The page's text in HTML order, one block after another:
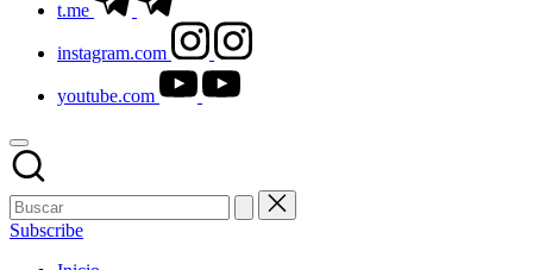
t.me
instagram.com
youtube.com
Subscribe